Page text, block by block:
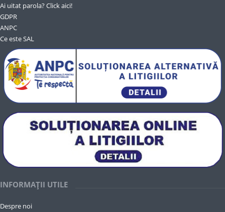
Ai uitat parola? Click aici!
GDPR
ANPC
Ce este SAL
INFORMAȚII UTILE
Despre noi